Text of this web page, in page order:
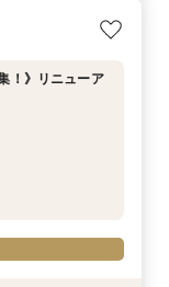
4品試食＋ランク
各１台送迎バス
談会】リゾート
ィング相談フェア
お祝いの場ご相談
！》リニューア